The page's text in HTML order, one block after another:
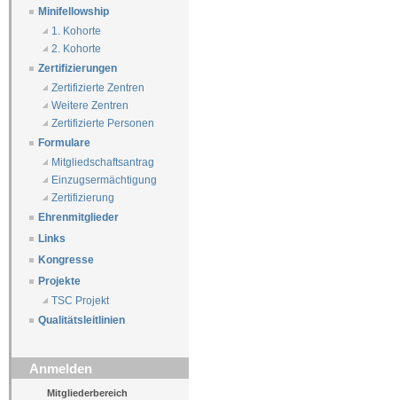
Minifellowship
1. Kohorte
2. Kohorte
Zertifizierungen
Zertifizierte Zentren
Weitere Zentren
Zertifizierte Personen
Formulare
Mitgliedschaftsantrag
Einzugsermächtigung
Zertifizierung
Ehrenmitglieder
Links
Kongresse
Projekte
TSC Projekt
Qualitätsleitlinien
Anmelden
Mitgliederbereich